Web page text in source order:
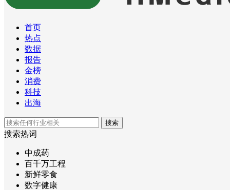
首页
热点
数据
报告
金榜
消费
科技
出海
搜索
搜索热词
中成药
百千万工程
新鲜零食
数字健康